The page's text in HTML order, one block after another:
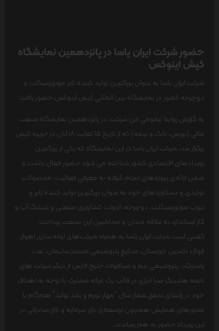
حضور شرکت ایران یاسا در پانزدهمین نمایشگاه
کیش اینوکس
شرکت ایران یاسا به عنوان بزرگترین تولید کننده تایر موتورسیکلت و
دوچرخه کشور در نمایشگاه بین المللی کیش اینوکس حضور یافت.
به گزارش روابط عمومی این شرکت، در پانزدهمین نمایشگاه صنعت
مالی (بورس، بانک و بیمه) که از تاریخ 15 لغایت 18 آبان در جزیره کیش
برگزار شد، شرکت ایران یاسا در این نمایشگاه که یکی از بزرگترین
رویدادهای اقتصادی کشور شناخته می شود حضور فعال داشت و
ضمن ارائه‌ی پروژه‌های انجام گرفته به معرفی فعالیت، محصولات
تولیدی و دستاوردهای خود به عنوان بزرگترین تولید کننده تایر و
تیوب موتورسیکلت، دوچرخه، ادوات کشاورزی صنعتی و شیلنگ آب و
گاز استاندارد به علاقه مندان و مخاطبین این صنعت پرداخت.
گفتنی است شرکت ایران یاسا به همراه شرکت‌های لوله سازی اهواز،
فولاد اکسین خوزستان، صنایع پتروشیمی مسجدسلیمان، نفت
پاسارگاد، پتروشیمی جم و صبافولاد خلیج فارس از دیگر شرکت های
تابعه هلدینگ صبا انرژی در قالب یک غرفه مشترک با توجه به اهداف
خود در راستای تحقق شعار سال “مهار تورم و رشد تولید” هم‌گام با
محورهای همایش همچون توسعه‌ی بازار سرمایه و بازار صادراتی در
این رویداد حضور به هم رساندند.